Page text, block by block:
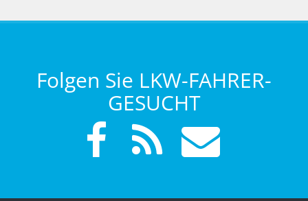
Folgen Sie LKW-FAHRER-
GESUCHT